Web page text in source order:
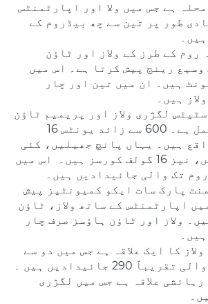
ہے جس میں ولا اور اپارٹمنٹس
طور پر تین سے چھ بیڈروم کے
روم کے طرز کے ولاز اور ٹاؤن
وسیع رینج پیش کرتا ہے۔ اس میں
300 یونٹ ہیں۔ ان میں تین اور چار
ہیں۔
لگژری ولاز اور پریمیم ٹاؤن
ہاؤسز پر مشتمل ہے۔ 600 سے زائد یونٹس 16
ہیں۔ یہاں پانچ جھیلیں، کئی
بڑی سبز جگہیں، نیز 16 گولف کورسز ہیں۔ اس میں
تک والی جائیدادیں ہیں۔
پارک سات ایکو کمیونٹیز پیش
اپارٹمنٹس کے ساتھ ولاز، ٹاؤن
ولاز اور ٹاؤن ہاؤسز صرف چار
کا ایک علاقہ ہے جس میں دو سے
چھے بیڈرومز والی تقریباً 290 جائیدادیں ہیں ۔
علاقہ ہے جس میں لگژری